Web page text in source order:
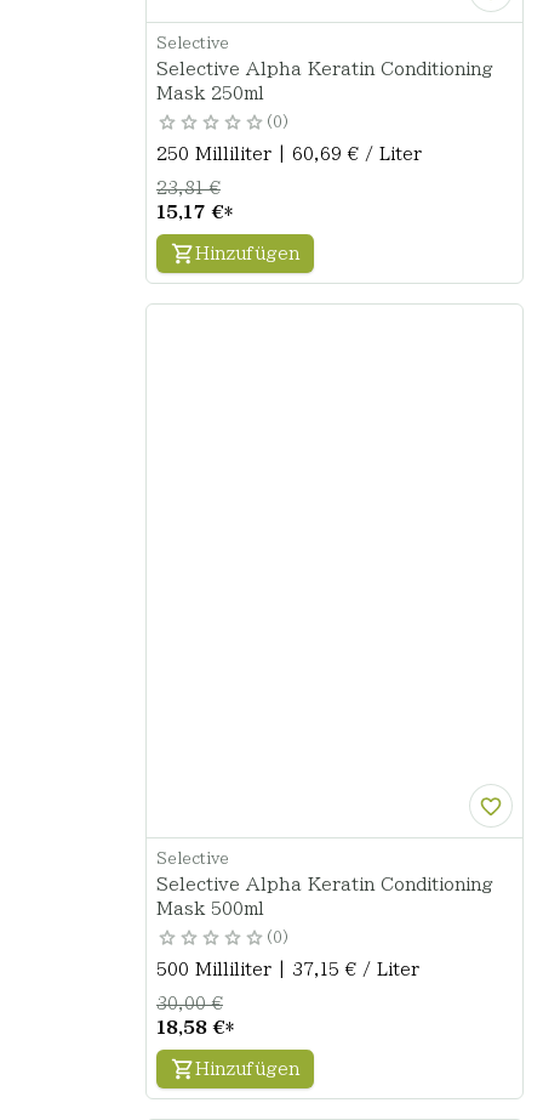
Selective
Selective Alpha Keratin Conditioning
Mask 250ml
0
250 Milliliter | 60,69 € / Liter
15,17 €*
23,81 €
Hinzufügen
Selective
Selective Alpha Keratin Conditioning
Mask 500ml
0
500 Milliliter | 37,15 € / Liter
18,58 €*
30,00 €
Hinzufügen